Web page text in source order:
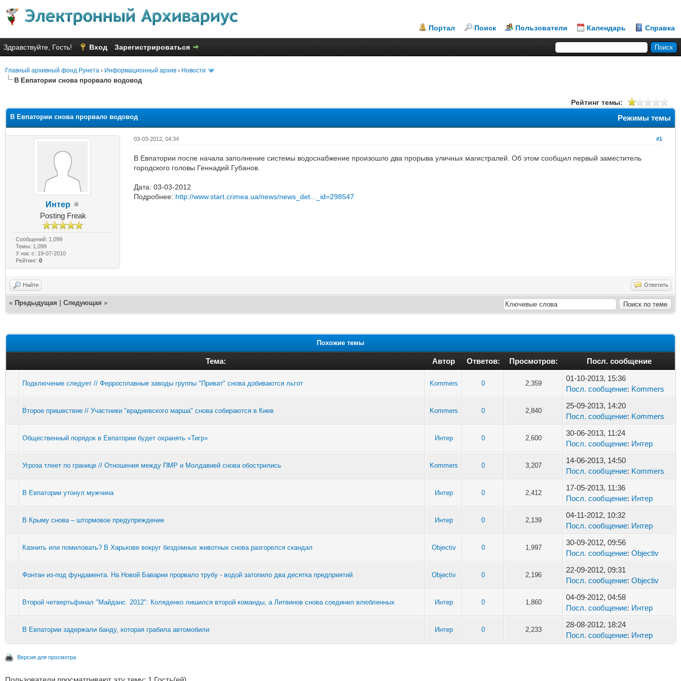
Портал Поиск Пользователи Календарь Справка
Здравствуйте, Гость! Вход Зарегистрироваться
Главный архивный фонд Рунета › Информационный архив › Новости
В Евпатории снова прорвало водовод
Рейтинг темы:
Режимы темы
В Евпатории снова прорвало водовод
Интер
Posting Freak
Сообщений: 1,099
Темы: 1,099
У нас с: 19-07-2010
Рейтинг:0
#1
03-03-2012, 04:34
В Евпатории после начала заполнение системы водоснабжение произошло два прорыва уличных магистралей. Об этом сообщил первый заместитель
городского головы Геннадий Губанов.
Дата: 03-03-2012
Подробнее: http://www.start.crimea.ua/news/news_det..._id=298547
Найти Ответить
« Предыдущая Следующая »
Похожие темы
Тема: Автор Ответов: Просмотров: Посл. сообщение
Подключение следует // Ферросплавные заводы группы "Приват" снова добиваются льгот Kommers 0 2,359
01-10-2013, 15:36
Посл. сообщение: Kommers
Второе пришествие // Участники "врадиевского марша" снова собираются в Киев Kommers 0 2,840
25-09-2013, 14:20
Посл. сообщение: Kommers
Общественный порядок в Евпатории будет охранять «Тигр» Интер 0 2,600
30-06-2013, 11:24
Посл. сообщение: Интер
Угроза тлеет по границе // Отношения между ПМР и Молдавией снова обострились Kommers 0 3,207
14-06-2013, 14:50
Посл. сообщение: Kommers
В Евпатории утонул мужчина Интер 0 2,412
17-05-2013, 11:36
Посл. сообщение: Интер
В Крыму снова – штормовое предупреждение Интер 0 2,139
04-11-2012, 10:32
Посл. сообщение: Интер
Казнить или помиловать? В Харькове вокруг бездомных животных снова разгорелся скандал Objectiv 0 1,997
30-09-2012, 09:56
Посл. сообщение: Objectiv
Фонтан из-под фундамента. На Новой Баварии прорвало трубу - водой затопило два десятка предприятий Objectiv 0 2,196
22-09-2012, 09:31
Посл. сообщение: Objectiv
Второй четвертьфинал "Майданс. 2012": Коляденко лишился второй команды, а Литвинов снова соединил влюбленных Интер 0 1,860
04-09-2012, 04:58
Посл. сообщение: Интер
В Евпатории задержали банду, которая грабила автомобили Интер 0 2,233
28-08-2012, 18:24
Посл. сообщение: Интер
Версия для просмотра